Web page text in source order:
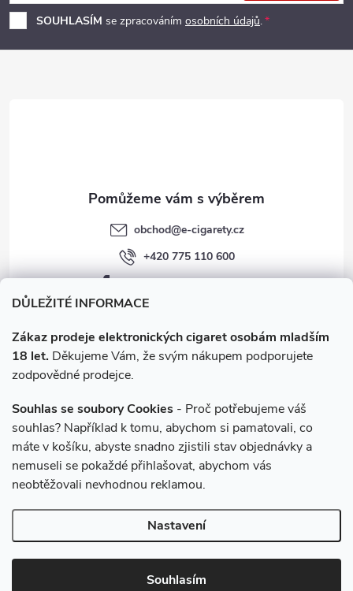
DŮLEŽITÉ INFORMACE
Zákaz prodeje elektronických cigaret osobám mladším
18 let. Děkujeme Vám, že svým nákupem podporujete
zodpovědné prodejce.
Souhlas se soubory Cookies - Proč potřebujeme váš
souhlas? Například k tomu, abychom si pamatovali, co
máte v košíku, abyste snadno zjistili stav objednávky a
nemuseli se pokaždé přihlašovat, abychom vás
neobtěžovali nevhodnou reklamou.
Nastavení
Souhlasím
p
a
SOUHLASÍM se zpracováním osobních údajů.
obchod@e-cigarety.cz
+420 775 110 600
facebook.com/e-cigarety.cz
Instagram
Vytvořil Shoptet
e-cigarety.cz. Všechna práva vyhrazena.
nastavení cookies